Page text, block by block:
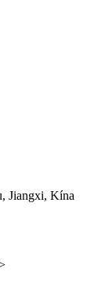
Jiangxi, Kína